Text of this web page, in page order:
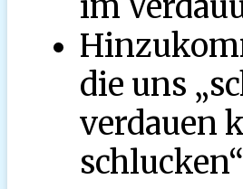
die uns
verdauen